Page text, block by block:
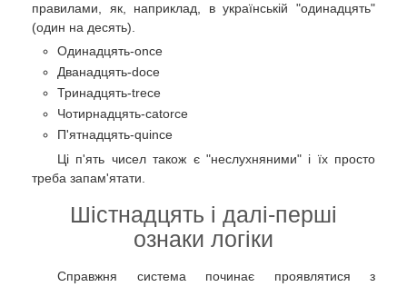
правилами, як, наприклад, в українській "одинадцять"
(один на десять).
Одинадцять-once
Дванадцять-doce
Тринадцять-trece
Чотирнадцять-catorce
П'ятнадцять-quince
Ці п'ять чисел також є "неслухняними" і їх просто
треба запам'ятати.
Шістнадцять і далі-перші
ознаки логіки
Справжня система починає проявлятися з